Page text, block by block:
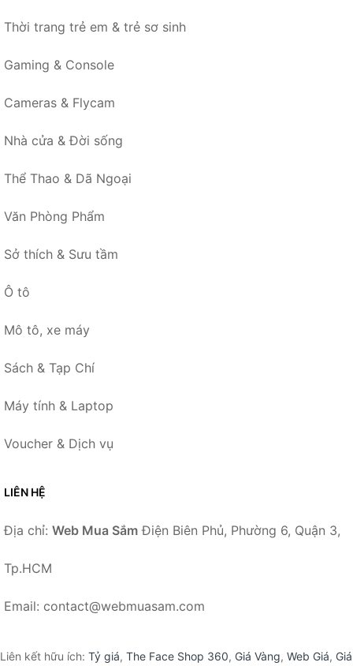
Thời trang trẻ em & trẻ sơ sinh
Gaming & Console
Cameras & Flycam
Nhà cửa & Đời sống
Thể Thao & Dã Ngoại
Văn Phòng Phẩm
Sở thích & Sưu tầm
Ô tô
Mô tô, xe máy
Sách & Tạp Chí
Máy tính & Laptop
Voucher & Dịch vụ
LIÊN HỆ
Địa chỉ: Web Mua Sắm Điện Biên Phủ, Phường 6, Quận 3,
Tp.HCM
Email: contact@webmuasam.com
Liên kết hữu ích: Tỷ giá, The Face Shop 360, Giá Vàng, Web Giá, Giá